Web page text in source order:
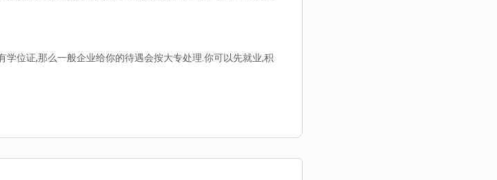
位证,那么一般企业给你的待遇会按大专处理.你可以先就业,积